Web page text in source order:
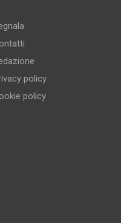
policy
policy